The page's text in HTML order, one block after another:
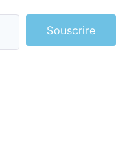
Souscrire